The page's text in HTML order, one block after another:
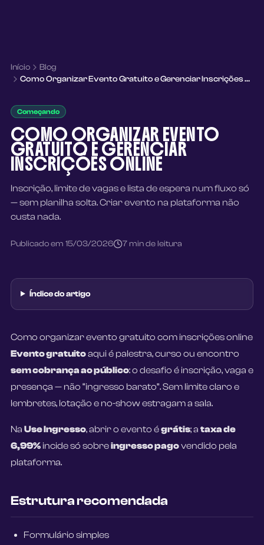
Início
Blog
Como Organizar Evento Gratuito e Gerenciar Inscrições Online
Começando
COMO ORGANIZAR EVENTO
GRATUITO E GERENCIAR
INSCRIÇÕES ONLINE
Inscrição, limite de vagas e lista de espera num fluxo só
— sem planilha solta. Criar evento na plataforma não
custa nada.
Publicado em 15/03/2026 7min de leitura
Índice do artigo
Como organizar evento gratuito com inscrições online
Evento gratuitoaqui é palestra, curso ou encontro
sem cobrança ao público: o desafio é inscrição, vaga e
presença — não “ingresso barato”. Sem limite claro e
lembretes, lotação e no-show estragam a sala.
Na Use Ingresso, abrir o evento égrátis; a taxa de
6,99%incide só sobreingresso pagovendido pela
plataforma.
Estrutura recomendada
Formulário simples